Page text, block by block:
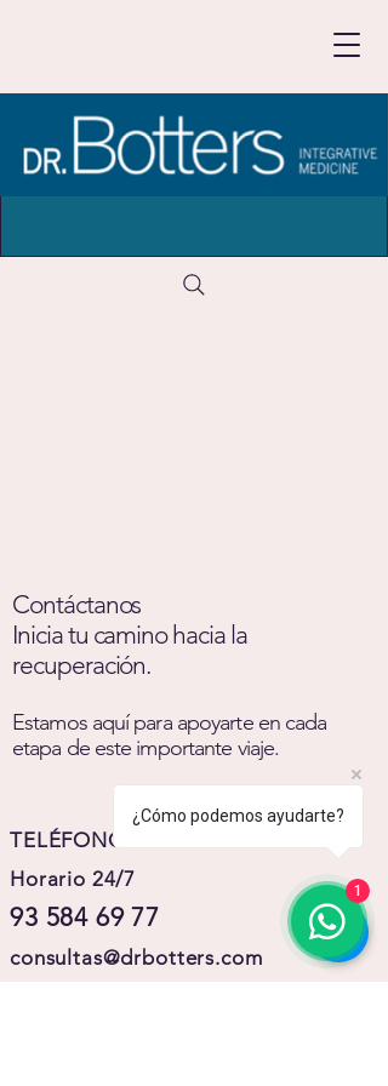
Contáctanos
Inicia tu camino hacia la
recuperación.
Estamos aquí para apoyarte en cada
etapa de este importante viaje.
TELÉFONO CENTRALITA
Horario 24/7
93 584 69 77
consultas@drbotters.com
¿Cómo podemos ayudarte?
1